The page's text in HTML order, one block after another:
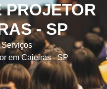
PROJETOR
- SP
Serviços
em Caieiras - SP